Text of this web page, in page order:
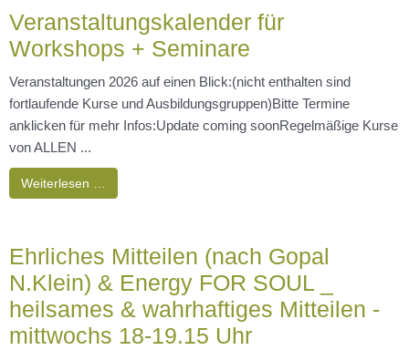
Veranstaltungskalender für
Workshops + Seminare
Veranstaltungen 2026 auf einen Blick:(nicht enthalten sind
fortlaufende Kurse und Ausbildungsgruppen)Bitte Termine
anklicken für mehr Infos:Update coming soonRegelmäßige Kurse
von ALLEN ...
Weiterlesen …
Ehrliches Mitteilen (nach Gopal
N.Klein) & Energy FOR SOUL _
heilsames & wahrhaftiges Mitteilen -
mittwochs 18-19.15 Uhr